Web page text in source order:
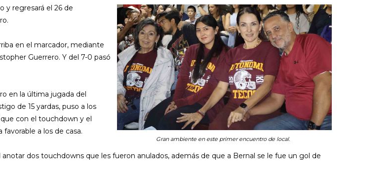
y regresará el 26 de
en el marcador, mediante
Guerrero. Y del 7-0 pasó
en la última jugada del
de 15 yardas, puso a los
con el touchdown y el
a los de casa.
Gran ambiente en este primer encuentro de local.
dos touchdowns que les fueron anulados, además de que a Bernal se le fue un gol de